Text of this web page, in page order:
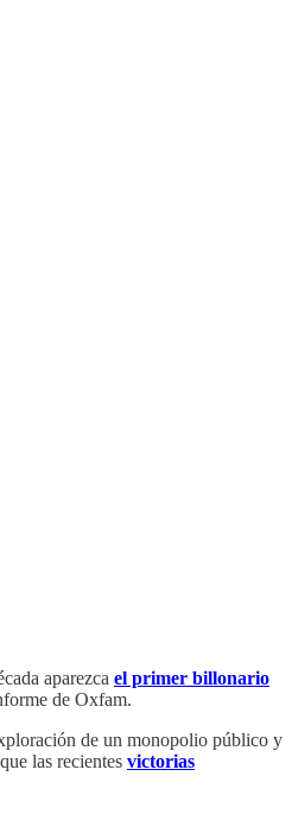
aparezca el primer billonario
de Oxfam.
de un monopolio público y
que las recientes victorias